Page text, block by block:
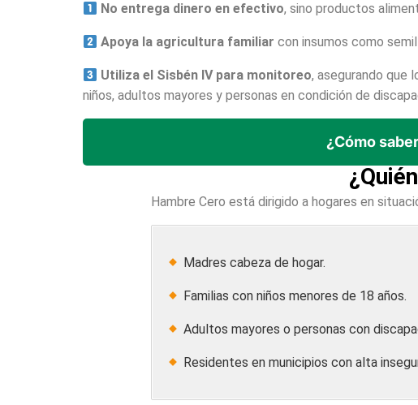
No entrega dinero en efectivo, sino productos
Apoya la agricultura familiar con insumos como
Utiliza el Sisbén IV para monitoreo, asegurando que
niños, adultos mayores y personas en condición de
¿Cómo
Hambre Cero está dirigido a hogares en
Madres cabeza de hogar.
Familias con niños menores de 18 años.
Adultos mayores o personas con
Residentes en municipios con alta